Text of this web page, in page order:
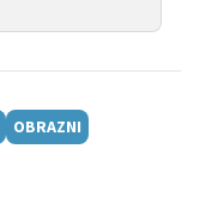
OBRAZNI